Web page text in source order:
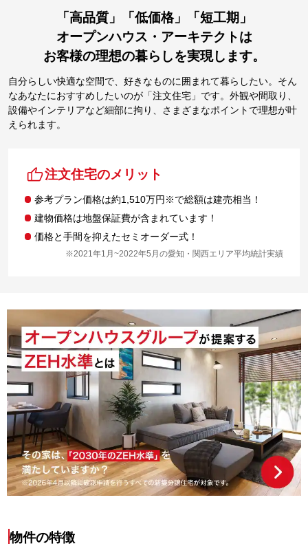
「高品質」「低価格」「短工期」
オープンハウス・アーキテクトは
お客様の理想の暮らしを実現します。
自分らしい快適な空間で、好きなものに囲まれて暮らしたい。そん
なあなたにおすすめしたいのが「注文住宅」です。外観や間取り、
設備やインテリアなど細部に拘り、さまざまなポイントで理想が叶
えられます。
注文住宅のメリット
参考プラン価格は約1,510万円※で総額は建売相当！
建物価格は地盤保証費が含まれています！
価格と手間を抑えたセミオーダー式！
※2021年1月~2022年5月の愛知・関西エリア平均統計実績
物件の特徴